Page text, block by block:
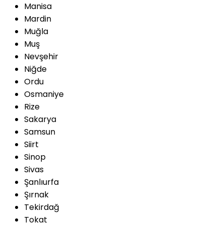
Manisa
Mardin
Muğla
Muş
Nevşehir
Niğde
Ordu
Osmaniye
Rize
Sakarya
Samsun
Siirt
Sinop
Sivas
Şanlıurfa
Şırnak
Tekirdağ
Tokat